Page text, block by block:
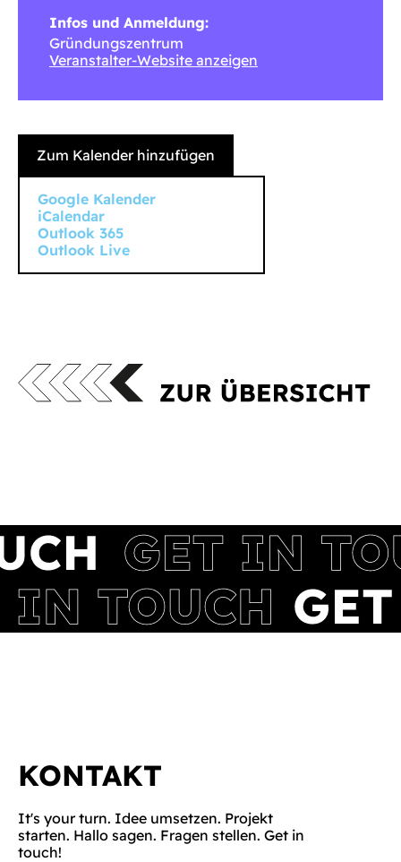
Infos und Anmeldung:
Gründungszentrum
Veranstalter-Website anzeigen
Zum Kalender hinzufügen
Google Kalender
iCalendar
Outlook 365
Outlook Live
KONTAKT
It's your turn. Idee umsetzen. Projekt
starten. Hallo sagen. Fragen stellen. Get in
touch!